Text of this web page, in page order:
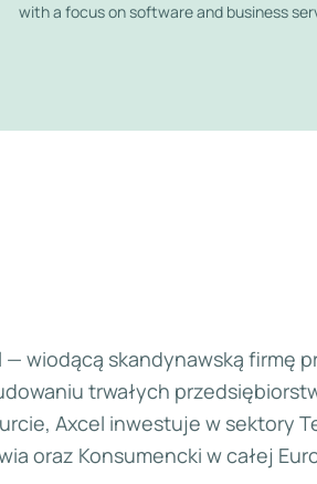
with a focus on software and business
wiodącą skandynawską firmę
trwałych
Axcel inwestuje w sektory
oraz Konsumencki w całej